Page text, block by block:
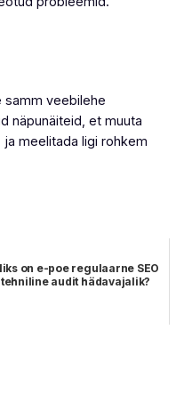
samm veebilehe
näpunäiteid, et muuta
meelitada ligi rohkem
on e-poe regulaarne SEO
tehniline audit hädavajalik?